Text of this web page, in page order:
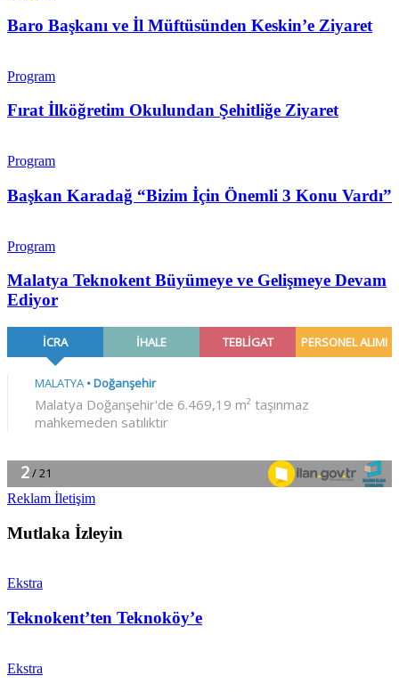
Baro Başkanı ve İl Müftüsünden Keskin’e Ziyaret
Program
Fırat İlköğretim Okulundan Şehitliğe Ziyaret
Program
Başkan Karadağ “Bizim İçin Önemli 3 Konu Vardı”
Program
Malatya Teknokent Büyümeye ve Gelişmeye Devam
Ediyor
Reklam İletişim
Mutlaka İzleyin
Ekstra
Teknokent’ten Teknoköy’e
Ekstra